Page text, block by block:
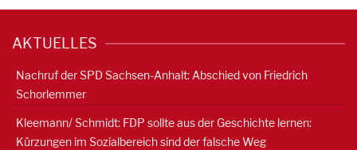
AKTUELLES
Nachruf der SPD Sachsen-Anhalt: Abschied von Friedrich
Schorlemmer
Kleemann/ Schmidt: FDP sollte aus der Geschichte lernen:
Kürzungen im Sozialbereich sind der falsche Weg